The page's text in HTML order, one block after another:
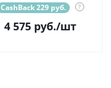
CashBack 229 руб. ?
4 575руб./шт